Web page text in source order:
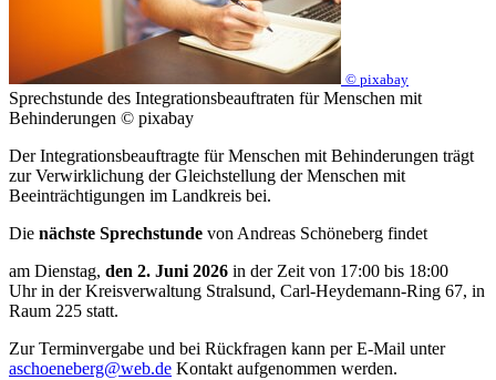
© pixabay
Sprechstunde des Integrationsbeauftraten für Menschen mit
Behinderungen © pixabay
Der Integrationsbeauftragte für Menschen mit Behinderungen trägt
zur Verwirklichung der Gleichstellung der Menschen mit
Beeinträchtigungen im Landkreis bei.
Die nächste Sprechstunde von Andreas Schöneberg findet
am Dienstag, den 2. Juni 2026 in der Zeit von 17:00 bis 18:00
Uhr in der Kreisverwaltung Stralsund, Carl-Heydemann-Ring 67, in
Raum 225 statt.
Zur Terminvergabe und bei Rückfragen kann per E-Mail unter
aschoeneberg@web.de Kontakt aufgenommen werden.